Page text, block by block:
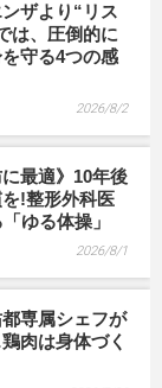
ザより“リス
は、圧倒的に
守る4つの感
2026/8/2
最適》10年後
!整形外科医
ゆる体操」
2026/8/1
専属シェフが
肉は身体づく